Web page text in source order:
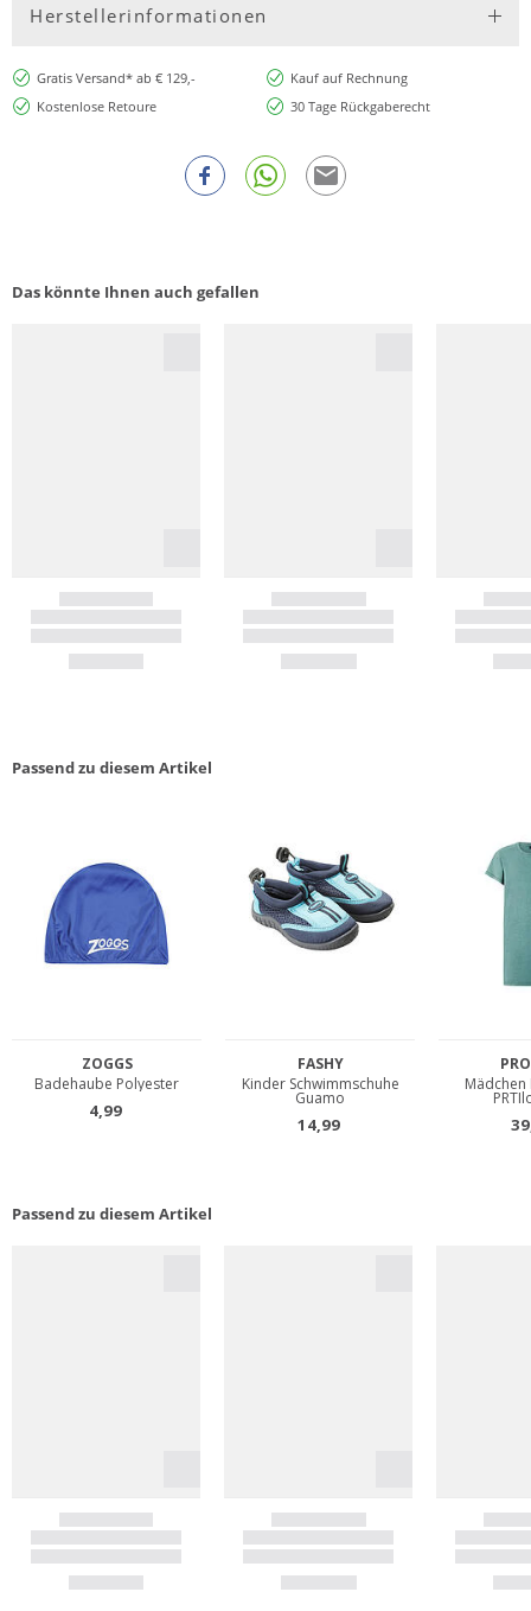
Herstellerinformationen
Gratis Versand* ab € 129,-
Kauf auf Rechnung
Kostenlose Retoure
30 Tage Rückgaberecht
Das könnte Ihnen auch gefallen
Passend zu diesem Artikel
Passend zu diesem Artikel